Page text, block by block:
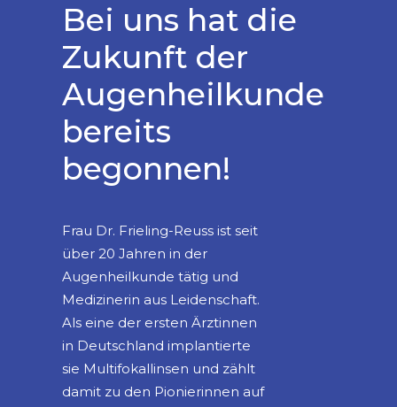
Bei uns hat die
Zukunft der
Augenheilkunde
bereits
begonnen!
Frau Dr. Frieling-Reuss ist seit
über 20 Jahren in der
Augenheilkunde tätig und
Medizinerin aus Leidenschaft.
Als eine der ersten Ärztinnen
in Deutschland implantierte
sie Multifokallinsen und zählt
damit zu den Pionierinnen auf